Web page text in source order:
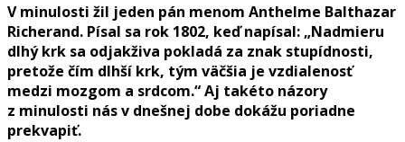
V minulosti žil jeden pán menom Anthelme Balthazar
Richerand. Písal sa rok 1802, keď napísal: „Nadmieru
dlhý krk sa odjakživa pokladá za znak stupídnosti,
pretože čím dlhší krk, tým väčšia je vzdialenosť
medzi mozgom a srdcom.“ Aj takéto názory
z minulosti nás v dnešnej dobe dokážu poriadne
prekvapiť.